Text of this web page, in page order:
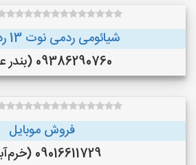
شیائومی ردمی نوت 13 ردمی 13
09386290760 (بندر عباس)
فروش موبایل
09016611729 (خرم‌آباد )